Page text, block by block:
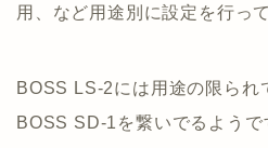
用、など用途別に設定を行っ
BOSS LS-2には用途の限られ
BOSS SD-1を繋いでるようで